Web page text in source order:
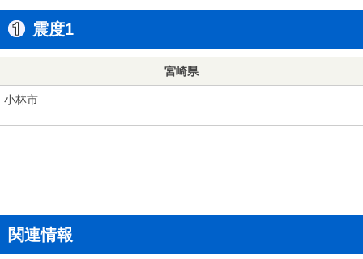
震度1
宮崎県
小林市
関連情報